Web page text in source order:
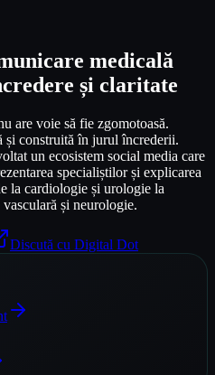
medicală
și claritate
are voie să fie zgomotoasă.
și construită în jurul încrederii.
un ecosistem social media care
specialiștilor și explicarea
la cardiologie și urologie la
și neurologie.
Discută cu Digital Dot